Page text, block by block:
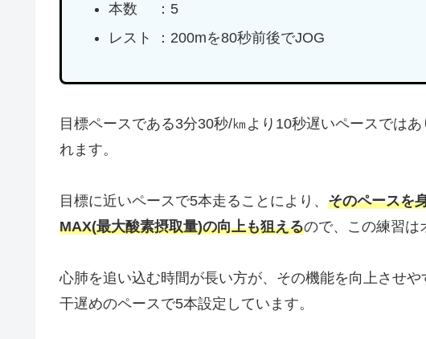
本数 ：5
レスト ：200mを80秒前後でJOG
目標ペースである3分30秒/㎞より10秒遅いペースでは
れます。
目標に近いペースで5本走ることにより、 そのペースを
MAX(最大酸素摂取量)の向上も狙えるので、この練習は
心肺を追い込む時間が長い方が、その機能を向上させ
干遅めのペースで5本設定しています。